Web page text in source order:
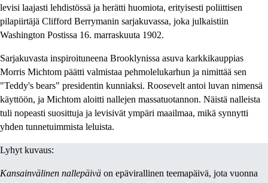
levisi laajasti lehdistössä ja herätti huomiota, erityisesti poliittisen
pilapiirtäjä Clifford Berrymanin sarjakuvassa, joka julkaistiin
Washington Postissa 16. marraskuuta 1902.
Sarjakuvasta inspiroituneena Brooklynissa asuva karkkikauppias
Morris Michtom päätti valmistaa pehmolelukarhun ja nimittää sen
"Teddy's bears" presidentin kunniaksi. Roosevelt antoi luvan nimensä
käyttöön, ja Michtom aloitti nallejen massatuotannon. Näistä nalleista
tuli nopeasti suosittuja ja levisivät ympäri maailmaa, mikä synnytti
yhden tunnetuimmista leluista.
Lyhyt kuvaus:
Kansainvälinen nallepäivä on epävirallinen teemapäivä, jota vuonna